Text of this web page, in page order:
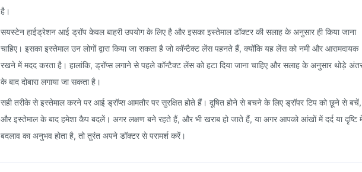
है।
सयस्टेन हाईड्रेशन आई ड्रॉप केवल बाहरी उपयोग के लिए है और इसका इस्तेमाल डॉक्टर की सलाह के अनुसार ही किया जाना
चाहिए। इसका इस्तेमाल उन लोगों द्वारा किया जा सकता है जो कॉन्टैक्ट लेंस पहनते हैं, क्योंकि यह लेंस को नमी और आरामदायक
रखने में मदद करता है। हालांकि, ड्रॉप्स लगाने से पहले कॉन्टैक्ट लेंस को हटा दिया जाना चाहिए और सलाह के अनुसार थोड़े
के बाद दोबारा लगाया जा सकता है।
सही तरीके से इस्तेमाल करने पर आई ड्रॉप्स आमतौर पर सुरक्षित होते हैं। दूषित होने से बचने के लिए ड्रॉपर टिप को छूने से बचें,
और इस्तेमाल के बाद हमेशा कैप बदलें। अगर लक्षण बने रहते हैं, और भी खराब हो जाते हैं, या अगर आपको आंखों में दर्द या दृष्टि
बदलाव का अनुभव होता है, तो तुरंत अपने डॉक्टर से परामर्श करें।